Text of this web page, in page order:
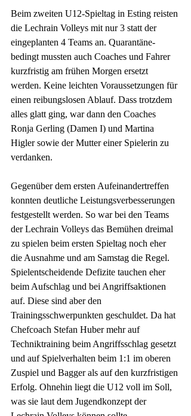
Beim zweiten U12-Spieltag in Esting reisten
die Lechrain Volleys mit nur 3 statt der
eingeplanten 4 Teams an. Quarantäne-
bedingt mussten auch Coaches und Fahrer
kurzfristig am frühen Morgen ersetzt
werden. Keine leichten Voraussetzungen für
einen reibungslosen Ablauf. Dass trotzdem
alles glatt ging, war dann den Coaches
Ronja Gerling (Damen I) und Martina
Higler sowie der Mutter einer Spielerin zu
verdanken.
Gegenüber dem ersten Aufeinandertreffen
konnten deutliche Leistungsverbesserungen
festgestellt werden. So war bei den Teams
der Lechrain Volleys das Bemühen dreimal
zu spielen beim ersten Spieltag noch eher
die Ausnahme und am Samstag die Regel.
Spielentscheidende Defizite tauchen eher
beim Aufschlag und bei Angriffsaktionen
auf. Diese sind aber den
Trainingsschwerpunkten geschuldet. Da hat
Chefcoach Stefan Huber mehr auf
Techniktraining beim Angriffsschlag gesetzt
und auf Spielverhalten beim 1:1 im oberen
Zuspiel und Bagger als auf den kurzfristigen
Erfolg. Ohnehin liegt die U12 voll im Soll,
was sie laut dem Jugendkonzept der